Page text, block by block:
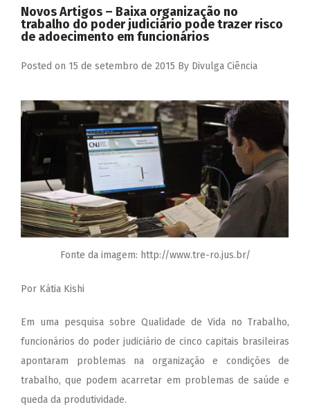
Novos Artigos – Baixa organização no
trabalho do poder judiciário pode trazer risco
de adoecimento em funcionários
Posted on 15 de setembro de 2015 By Divulga Ciência
Fonte da imagem: http://www.tre-ro.jus.br/
Por Kátia Kishi
Em uma pesquisa sobre Qualidade de Vida no Trabalho,
funcionários do poder judiciário de cinco capitais brasileiras
apontaram problemas na organização e condições de
trabalho, que podem acarretar em problemas de saúde e
queda da produtividade.